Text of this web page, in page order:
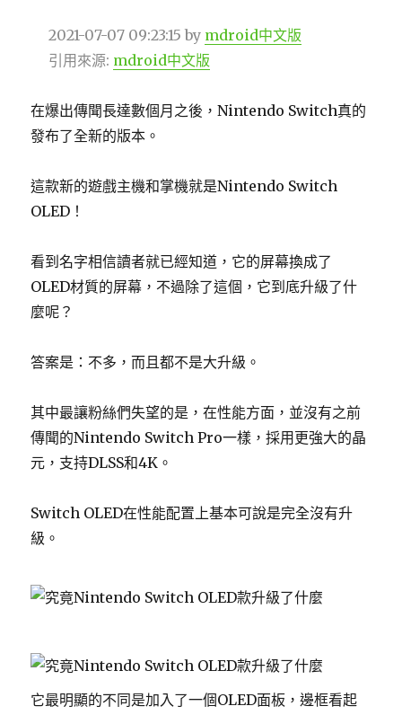
2021-07-07 09:23:15 by mdroid中文版
引用來源: mdroid中文版
在爆出傳聞長達數個月之後，Nintendo Switch真的
發布了全新的版本。
這款新的遊戲主機和掌機就是Nintendo Switch
OLED！
看到名字相信讀者就已經知道，它的屏幕換成了
OLED材質的屏幕，不過除了這個，它到底升級了什
麼呢？
答案是：不多，而且都不是大升級。
其中最讓粉絲們失望的是，在性能方面，並沒有之前
傳聞的Nintendo Switch Pro一樣，採用更強大的晶
元，支持DLSS和4K。
Switch OLED在性能配置上基本可說是完全沒有升
級。
它最明顯的不同是加入了一個OLED面板，邊框看起